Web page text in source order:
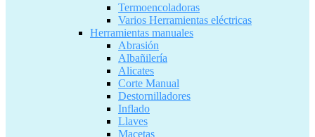
Termoencoladoras
Varios Herramientas eléctricas
Herramientas manuales
Abrasión
Albañilería
Alicates
Corte Manual
Destornilladores
Inflado
Llaves
Macetas